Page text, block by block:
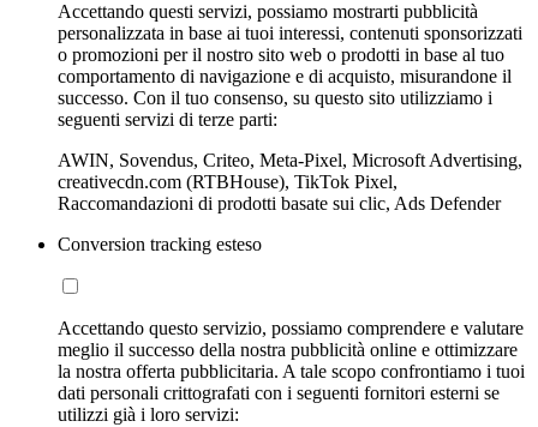
Accettando questi servizi, possiamo mostrarti pubblicità
personalizzata in base ai tuoi interessi, contenuti sponsorizzati
o promozioni per il nostro sito web o prodotti in base al tuo
comportamento di navigazione e di acquisto, misurandone il
successo. Con il tuo consenso, su questo sito utilizziamo i
seguenti servizi di terze parti:
AWIN, Sovendus, Criteo, Meta-Pixel, Microsoft Advertising,
creativecdn.com (RTBHouse), TikTok Pixel,
Raccomandazioni di prodotti basate sui clic, Ads Defender
Conversion tracking esteso
Accettando questo servizio, possiamo comprendere e valutare
meglio il successo della nostra pubblicità online e ottimizzare
la nostra offerta pubblicitaria. A tale scopo confrontiamo i tuoi
dati personali crittografati con i seguenti fornitori esterni se
utilizzi già i loro servizi: